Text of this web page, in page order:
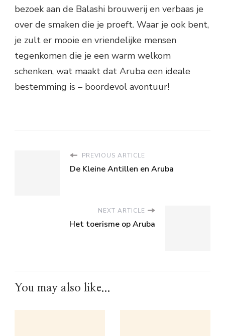
bezoek aan de Balashi brouwerij en verbaas je
over de smaken die je proeft. Waar je ook bent,
je zult er mooie en vriendelijke mensen
tegenkomen die je een warm welkom
schenken, wat maakt dat Aruba een ideale
bestemming is – boordevol avontuur!
PREVIOUS ARTICLE
De Kleine Antillen en Aruba
NEXT ARTICLE
Het toerisme op Aruba
You may also like...